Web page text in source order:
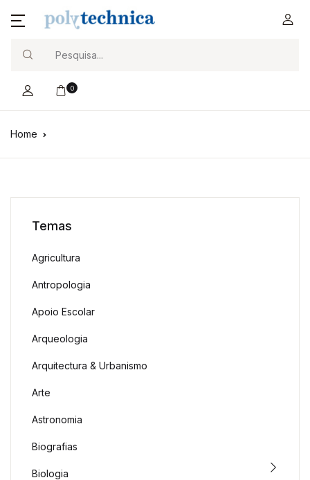
0
Home
Temas
Agricultura
Antropologia
Apoio Escolar
Arqueologia
Arquitectura & Urbanismo
Arte
Astronomia
Biografias
Biologia